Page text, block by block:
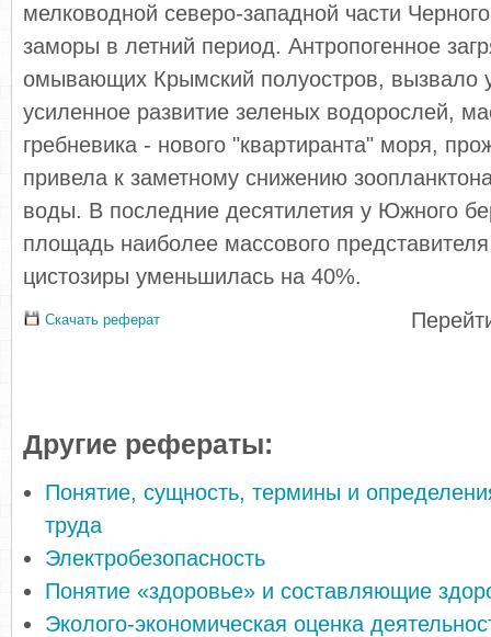
мелководной северо-западной части
заморы в летний период. Антропогенное
омывающих Крымский полуостров, вызвало
усиленное развитие зеленых водорослей,
гребневика - нового "квартиранта" моря,
привела к заметному снижению
воды. В последние десятилетия у Южного
площадь наиболее массового
цистозиры уменьшилась на 40%.
Скачать реферат
Другие рефераты:
Понятие, сущность, термины и
труда
Электробезопасность
Понятие «здоровье» и составляющие
Эколого-экономическая оценка